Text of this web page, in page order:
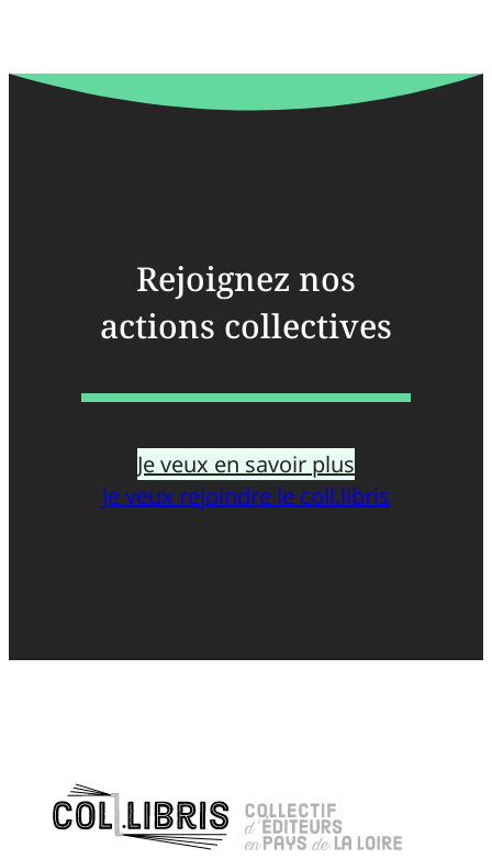
Rejoignez nos
actions collectives
Je veux en savoir plus
Je veux rejoindre le coll.libris